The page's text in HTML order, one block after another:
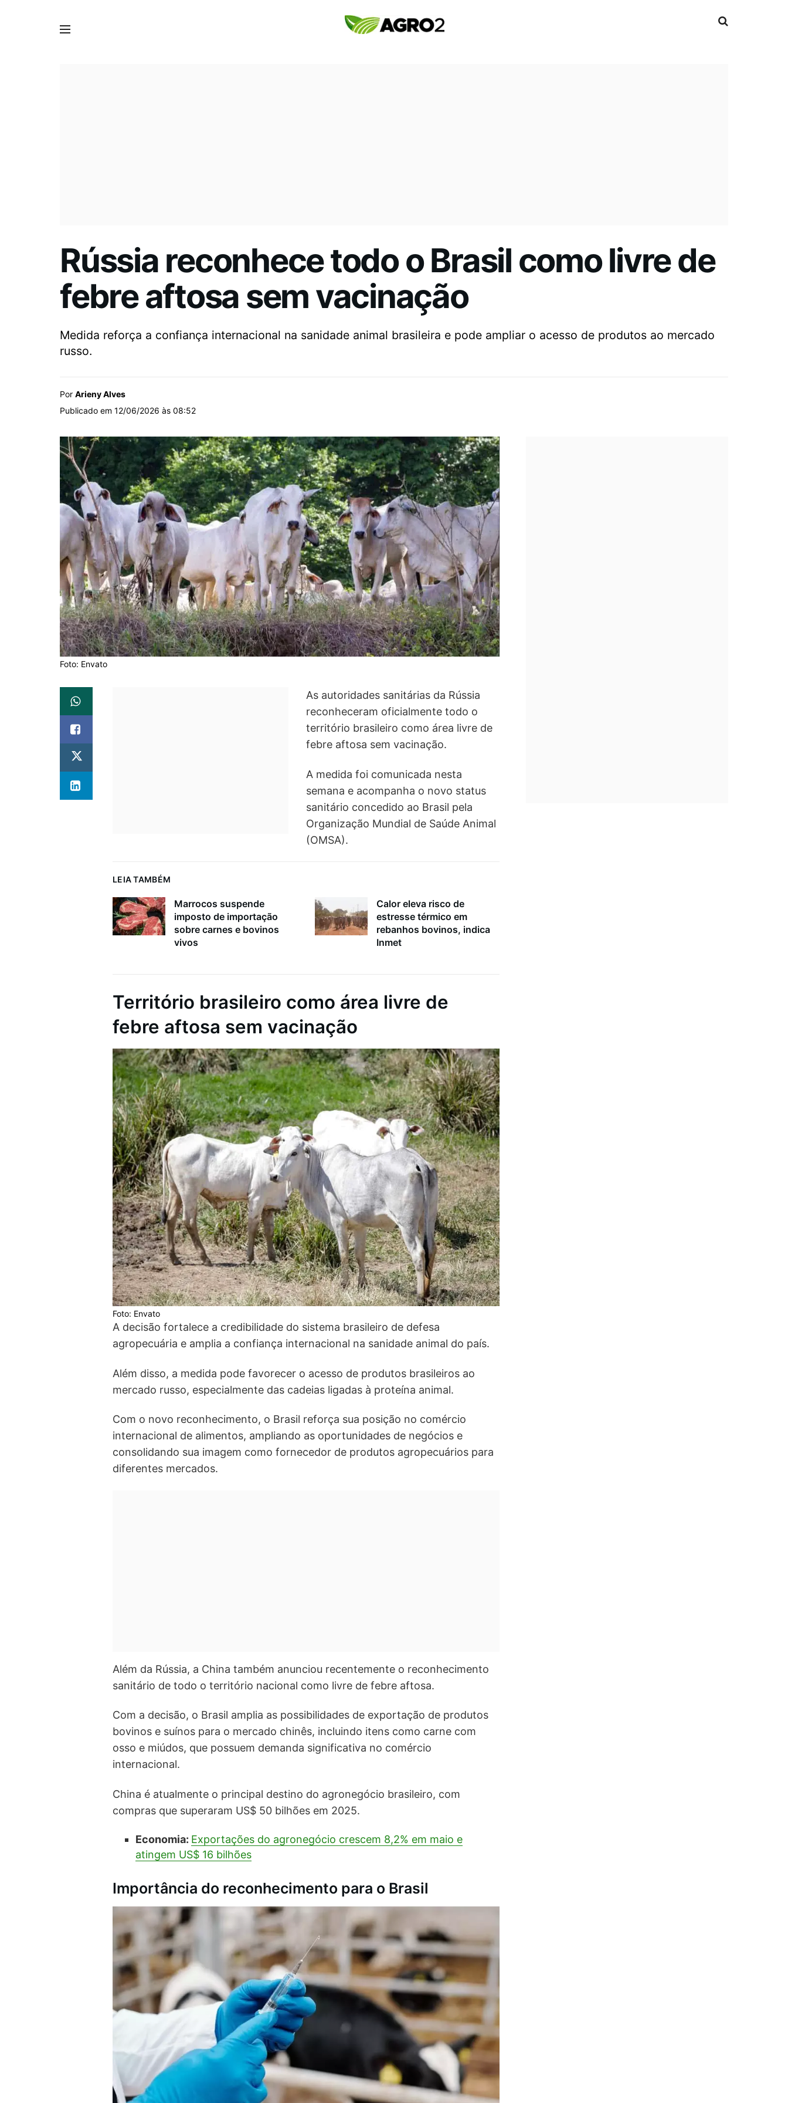
Rússia reconhece todo o Brasil como livre de
febre aftosa sem vacinação
Medida reforça a confiança internacional na sanidade animal brasileira e pode ampliar o acesso de produtos ao mercado
russo.
Por Arieny Alves
Publicado em 12/06/2026 às 08:52
Foto: Envato
As autoridades sanitárias da Rússia
reconheceram oficialmente todo o
território brasileiro como área livre de
febre aftosa sem vacinação.
A medida foi comunicada nesta
semana e acompanha o novo status
sanitário concedido ao Brasil pela
Organização Mundial de Saúde Animal
(OMSA).
LEIA TAMBÉM
Marrocos suspende
imposto de importação
sobre carnes e bovinos
vivos
Calor eleva risco de
estresse térmico em
rebanhos bovinos, indica
Inmet
Território brasileiro como área livre de
febre aftosa sem vacinação
Foto: Envato
A decisão fortalece a credibilidade do sistema brasileiro de defesa
agropecuária e amplia a confiança internacional na sanidade animal do país.
Além disso, a medida pode favorecer o acesso de produtos brasileiros ao
mercado russo, especialmente das cadeias ligadas à proteína animal.
Com o novo reconhecimento, o Brasil reforça sua posição no comércio
internacional de alimentos, ampliando as oportunidades de negócios e
consolidando sua imagem como fornecedor de produtos agropecuários para
diferentes mercados.
Além da Rússia, a China também anunciou recentemente o reconhecimento
sanitário de todo o território nacional como livre de febre aftosa.
Com a decisão, o Brasil amplia as possibilidades de exportação de produtos
bovinos e suínos para o mercado chinês, incluindo itens como carne com
osso e miúdos, que possuem demanda significativa no comércio
internacional.
China é atualmente o principal destino do agronegócio brasileiro, com
compras que superaram US$ 50 bilhões em 2025.
Economia: Exportações do agronegócio crescem 8,2% em maio e
atingem US$ 16 bilhões
Importância do reconhecimento para o Brasil